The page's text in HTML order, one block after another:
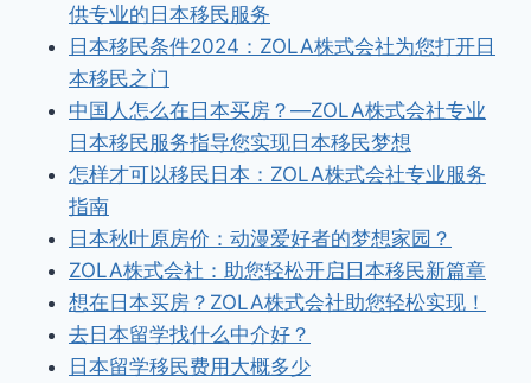
供专业的日本移民服务
日本移民条件2024：ZOLA株式会社为您打开日
本移民之门
中国人怎么在日本买房？—ZOLA株式会社专业
日本移民服务指导您实现日本移民梦想
怎样才可以移民日本：ZOLA株式会社专业服务
指南
日本秋叶原房价：动漫爱好者的梦想家园？
ZOLA株式会社：助您轻松开启日本移民新篇章
想在日本买房？ZOLA株式会社助您轻松实现！
去日本留学找什么中介好？
日本留学移民费用大概多少